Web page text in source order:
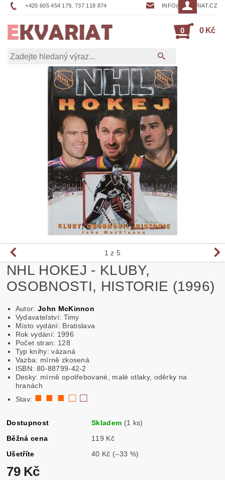
+420 605 454 179, 737 118 874 INFO@EKVARIAT.CZ
0 0 Kč
1 z 5
NHL HOKEJ - KLUBY,
OSOBNOSTI, HISTORIE (1996)
Autor: John McKinnon
Vydavatelství: Timy
Místo vydání: Bratislava
Rok vydání: 1996
Počet stran: 128
Typ knihy: vázaná
Vazba: mírně zkosená
ISBN: 80-88799-42-2
Desky: mírně opotřebované, malé otlaky, oděrky na
hranách
Stav: ■ ■ ■ □ □
Dostupnost Skladem (1 ks)
Běžná cena
119 Kč
Ušetříte
40 Kč (–33 %)
79 Kč